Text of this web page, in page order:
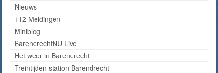
Nieuws
112 Meldingen
Miniblog
BarendrechtNU Live
Het weer in Barendrecht
Treintijden station Barendrecht